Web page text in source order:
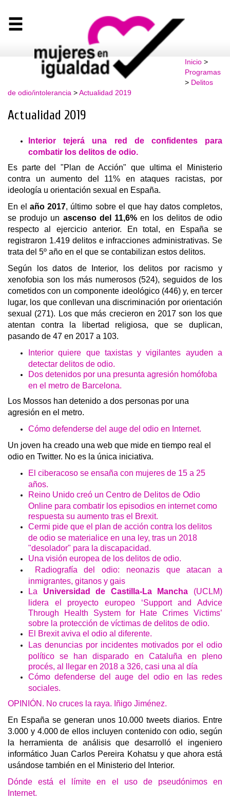
Inicio>
Programas
> Delitos
de odio/intolerancia >Actualidad 2019
Actualidad 2019
Interior tejerá una red de confidentes para
combatir los delitos de odio.
Es parte del "Plan de Acción" que ultima el Ministerio
contra un aumento del 11% en ataques racistas, por
ideología u orientación sexual en España.
En elaño 2017, último sobre el que hay datos completos,
se produjo un ascenso del 11,6%en los delitos de odio
respecto al ejercicio anterior. En total, en España se
registraron 1.419 delitos e infracciones administrativas. Se
trata del 5º año en el que se contabilizan estos delitos.
Según los datos de Interior, los delitos por racismo y
xenofobia son los más numerosos (524), seguidos de los
cometidos con un componente ideológico (446) y, en tercer
lugar, los que conllevan una discriminación por orientación
sexual (271). Los que más crecieron en 2017 son los que
atentan contra la libertad religiosa, que se duplican,
pasando de 47 en 2017 a 103.
Interior quiere que taxistas y vigilantes ayuden a
detectar delitos de odio.
Dos detenidos por una presunta agresión homófoba
en el metro de Barcelona.
Los Mossos han detenido a dos personas por una
agresión en el metro.
Cómo defenderse del auge del odio en Internet.
​Un joven ha creado una web que mide en tiempo real el
odio en Twitter. No es la única iniciativa.
El ciberacoso se ensaña con mujeres de 15 a 25
años.
Reino Unido creó un Centro de Delitos de Odio
Online para combatir los episodios en internet como
respuesta su aumento tras el Brexit.
Cermi pide que el plan de acción contra los delitos
de odio se materialice en una ley, tras un 2018
"desolador" para la discapacidad.
Una visión europea de los delitos de odio.
Radiografía del odio: neonazis que atacan a
inmigrantes, gitanos y gais
La Universidad de Castilla-La Mancha (UCLM)
lidera el proyecto europeo ‘Support and Advice
Through Health System for Hate Crimes Victims’
sobre la protección de víctimas de delitos de odio.
El Brexit aviva el odio al diferente.
Las denuncias por incidentes motivados por el odio
político se han disparado en Cataluña en pleno
procés, al llegar en 2018 a 326, casi una al día
Cómo defenderse del auge del odio en las redes
sociales.
OPINIÓN. No cruces la raya. Iñigo Jiménez.
En España se generan unos 10.000 tweets diarios. Entre
3.000 y 4.000 de ellos incluyen contenido con odio, según
la herramienta de análisis que desarrolló el ingeniero
informático Juan Carlos Pereira Kohatsu y que ahora está
usándose también en el Ministerio del Interior.
Dónde está el límite en el uso de pseudónimos en
Internet.